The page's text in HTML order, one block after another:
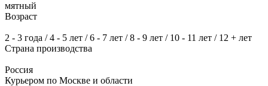
мятный
Возраст
2 - 3 года / 4 - 5 лет / 6 - 7 лет / 8 - 9 лет / 10 - 11 лет / 12 + лет
Страна производства
Россия
Курьером по Москве и области